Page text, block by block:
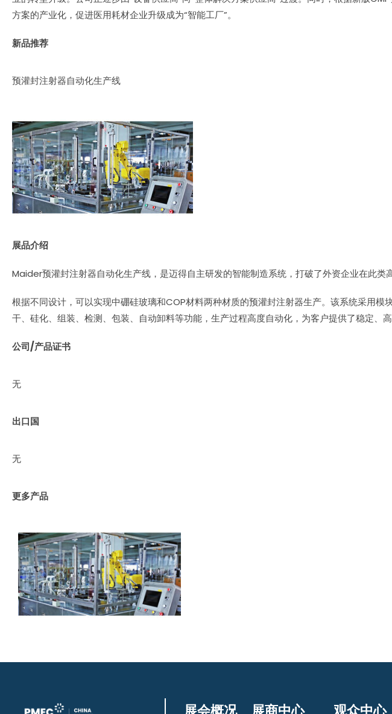
方案的产业化，促进医用耗材企业升级成为“智能工厂”。
新品推荐
预灌封注射器自动化生产线
展品介绍
Maider预灌封注射器自动化生产线，是迈得自主研发的智能制造系统，打破了外资企业在此类
根据不同设计，可以实现中硼硅玻璃和COP材料两种材质的预灌封注射器生产。该系统采用
干、硅化、组装、检测、包装、自动卸料等功能，生产过程高度自动化，为客户提供了稳定、高
公司/产品证书
无
出口国
无
更多产品